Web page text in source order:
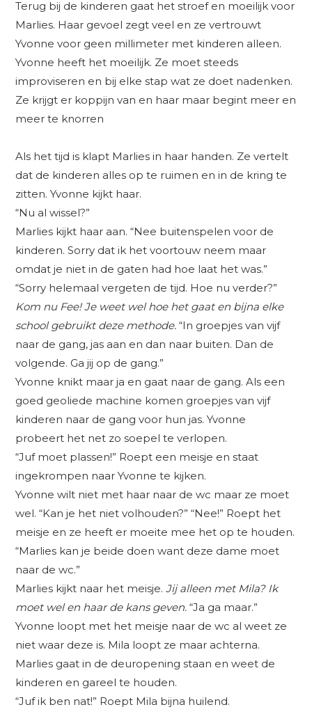
Terug bij de kinderen gaat het stroef en moeilijk voor
Marlies. Haar gevoel zegt veel en ze vertrouwt
Yvonne voor geen millimeter met kinderen alleen.
Yvonne heeft het moeilijk. Ze moet steeds
improviseren en bij elke stap wat ze doet nadenken.
Ze krijgt er koppijn van en haar maar begint meer en
meer te knorren
Als het tijd is klapt Marlies in haar handen. Ze vertelt
dat de kinderen alles op te ruimen en in de kring te
zitten. Yvonne kijkt haar.
“Nu al wissel?”
Marlies kijkt haar aan. “Nee buitenspelen voor de
kinderen. Sorry dat ik het voortouw neem maar
omdat je niet in de gaten had hoe laat het was.”
“Sorry helemaal vergeten de tijd. Hoe nu verder?”
Kom nu Fee! Je weet wel hoe het gaat en bijna elke
school gebruikt deze methode. “In groepjes van vijf
naar de gang, jas aan en dan naar buiten. Dan de
volgende. Ga jij op de gang.”
Yvonne knikt maar ja en gaat naar de gang. Als een
goed geoliede machine komen groepjes van vijf
kinderen naar de gang voor hun jas. Yvonne
probeert het net zo soepel te verlopen.
“Juf moet plassen!” Roept een meisje en staat
ingekrompen naar Yvonne te kijken.
Yvonne wilt niet met haar naar de wc maar ze moet
wel. “Kan je het niet volhouden?” “Nee!” Roept het
meisje en ze heeft er moeite mee het op te houden.
“Marlies kan je beide doen want deze dame moet
naar de wc.”
Marlies kijkt naar het meisje. Jij alleen met Mila? Ik
moet wel en haar de kans geven. “Ja ga maar.”
Yvonne loopt met het meisje naar de wc al weet ze
niet waar deze is. Mila loopt ze maar achterna.
Marlies gaat in de deuropening staan en weet de
kinderen en gareel te houden.
“Juf ik ben nat!” Roept Mila bijna huilend.